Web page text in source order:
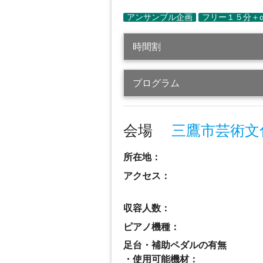
時間割
プログラム
会場 三鷹市芸術
所在地：
アクセス：
収容人数：
ピアノ機種：
足台・補助ペダルの有無
・使用可能機材：